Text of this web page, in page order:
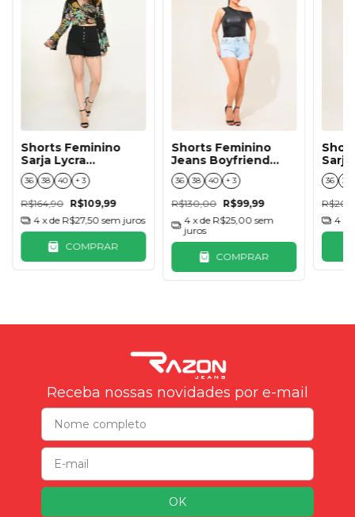
Shorts Feminino
Sarja Lycra
Boyfriend Preto
36 38 40 + 3
R$164,90
R$109,99
4 x de R$27,50 sem juros
COMPRAR
Shorts Feminino
Jeans Boyfriend
com Aplicação -
Super stone
36 38 40 + 3
R$130,00 R$99,99
4 x de R$25,00 sem
juros
COMPRAR
36 38
4
Receba nossas novidades por e-mail